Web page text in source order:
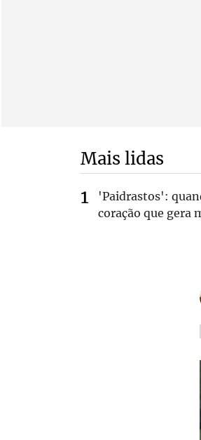
Mais lidas
'Paidrastos':
coração que gera